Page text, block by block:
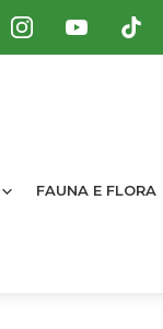
FAUNA E FLORA